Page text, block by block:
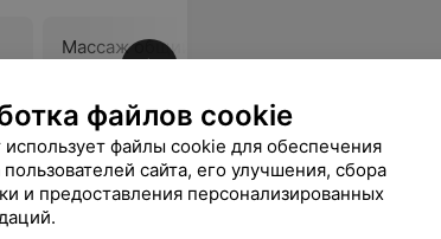
Массаж общий
Цена по запросу
отпуском, релаксом !Очень хотим к вам вернуться снова и снова! Спасибо. Еще
файлов cookie
использует файлы cookie для обеспечения
пользователей сайта, его улучшения, сбора
и предоставления персонализированных